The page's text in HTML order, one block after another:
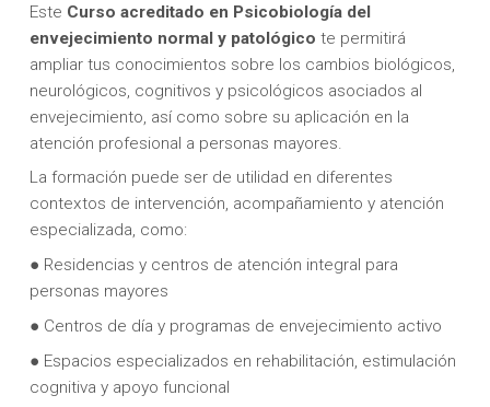
Este Curso acreditado en Psicobiología del
envejecimiento normal y patológico te permitirá
ampliar tus conocimientos sobre los cambios biológicos,
neurológicos, cognitivos y psicológicos asociados al
envejecimiento, así como sobre su aplicación en la
atención profesional a personas mayores.
La formación puede ser de utilidad en diferentes
contextos de intervención, acompañamiento y atención
especializada, como:
● Residencias y centros de atención integral para
personas mayores
● Centros de día y programas de envejecimiento activo
● Espacios especializados en rehabilitación, estimulación
cognitiva y apoyo funcional